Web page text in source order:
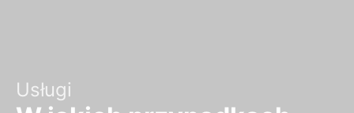
Usługi